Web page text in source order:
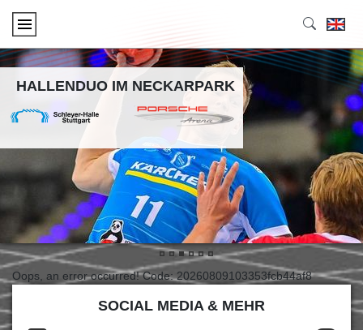
HALLENDUO IM NECKARPARK
• • • • • •
Oops, an error occurred! Code: 20260809103353fcb44af8
SOCIAL MEDIA & MEHR